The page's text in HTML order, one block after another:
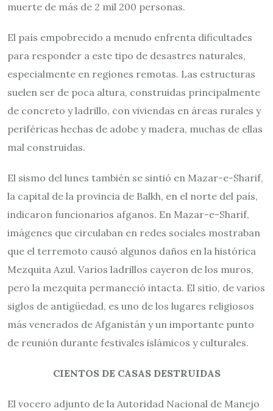
muerte de más de 2 mil 200 personas.
El país empobrecido a menudo enfrenta dificultades
para responder a este tipo de desastres naturales,
especialmente en regiones remotas. Las estructuras
suelen ser de poca altura, construidas principalmente
de concreto y ladrillo, con viviendas en áreas rurales y
periféricas hechas de adobe y madera, muchas de ellas
mal construidas.
El sismo del lunes también se sintió en Mazar-e-Sharif,
la capital de la provincia de Balkh, en el norte del país,
indicaron funcionarios afganos. En Mazar-e-Sharif,
imágenes que circulaban en redes sociales mostraban
que el terremoto causó algunos daños en la histórica
Mezquita Azul. Varios ladrillos cayeron de los muros,
pero la mezquita permaneció intacta. El sitio, de varios
siglos de antigüedad, es uno de los lugares religiosos
más venerados de Afganistán y un importante punto
de reunión durante festivales islámicos y culturales.
CIENTOS DE CASAS DESTRUIDAS
El vocero adjunto de la Autoridad Nacional de Manejo